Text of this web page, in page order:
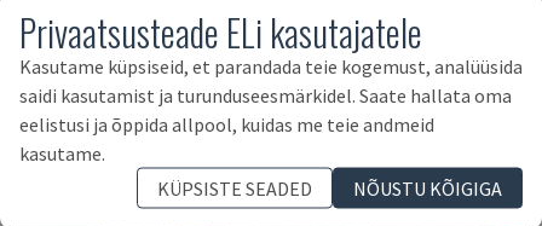
Privaatsusteade ELi kasutajatele
Kasutame küpsiseid, et parandada teie kogemust, analüüsida
saidi kasutamist ja turunduseesmärkidel. Saate hallata oma
eelistusi ja õppida allpool, kuidas me teie andmeid
kasutame.
KÜPSISTE SEADED
NÕUSTU KÕIGIGA